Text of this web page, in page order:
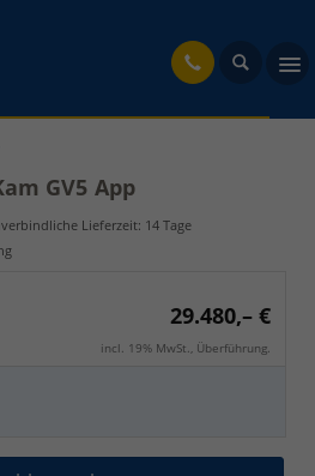
GV5 App
Lieferzeit: 14 Tage
29.480,– €
incl. 19% MwSt., Überführung.